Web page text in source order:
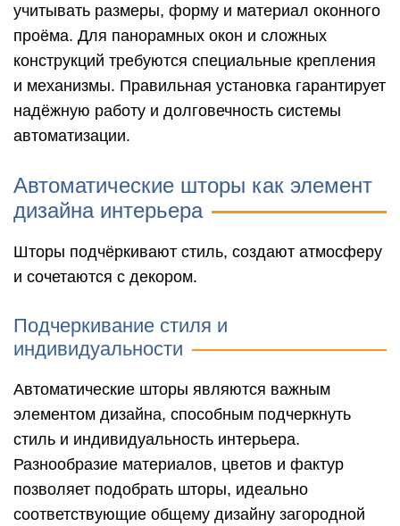
учитывать размеры, форму и материал оконного
проёма. Для панорамных окон и сложных
конструкций требуются специальные крепления
и механизмы. Правильная установка гарантирует
надёжную работу и долговечность системы
автоматизации.
Автоматические шторы как элемент
дизайна интерьера
Шторы подчёркивают стиль, создают атмосферу
и сочетаются с декором.
Подчеркивание стиля и
индивидуальности
Автоматические шторы являются важным
элементом дизайна, способным подчеркнуть
стиль и индивидуальность интерьера.
Разнообразие материалов, цветов и фактур
позволяет подобрать шторы, идеально
соответствующие общему дизайну загородной